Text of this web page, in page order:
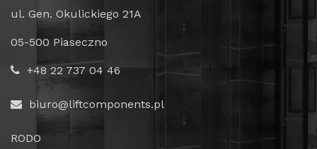
ul. Gen. Okulickiego 21A
05-500 Piaseczno
+48 22 737 04 46
biuro@liftcomponents.pl
RODO